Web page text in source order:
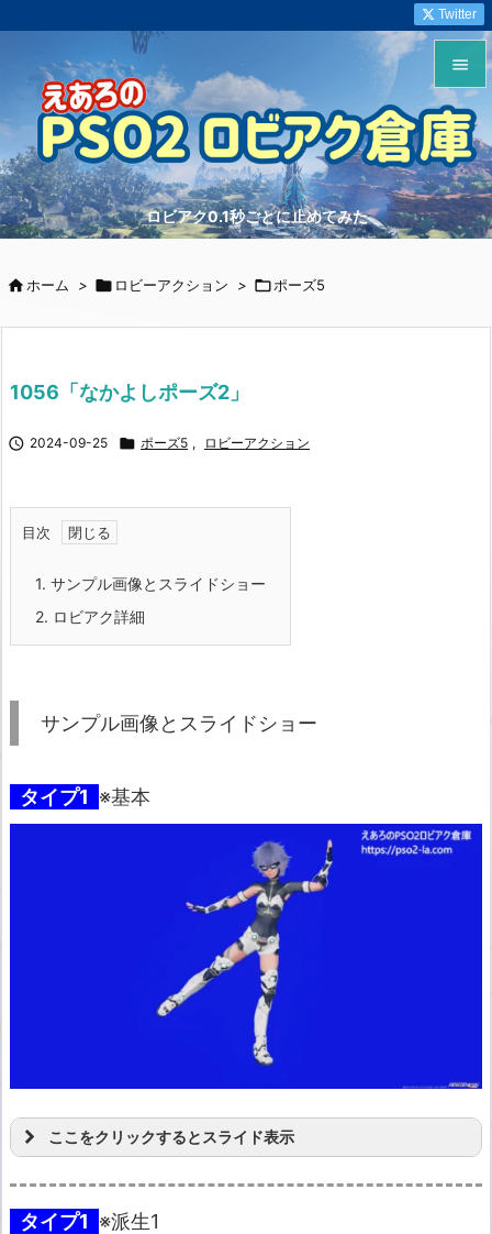
ロビアク0.1秒ごとに止めてみた


メニュ

サイド


Twitter
 ホーム >  ロビーアクション > ポーズ5
1056「なかよしポーズ2」
 2024-09-25  ポーズ5 , ロビーアクション
目次
1. サンプル画像とスライドショー
2. ロビアク詳細
サンプル画像とスライドショー
タイプ1 ※基本
ここをクリックするとスライド表示
タイプ1 ※派生1